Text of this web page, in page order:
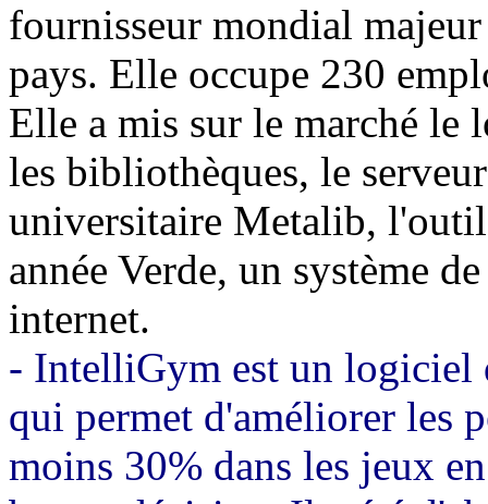
fournisseur mondial
pays. Elle occupe 230
Elle a mis sur le marché le
les bibliothèques, le
universitaire Metalib,
année Verde, un système
internet.
- IntelliGym est un logiciel
qui permet d'améliorer les
moins 30% dans les jeux